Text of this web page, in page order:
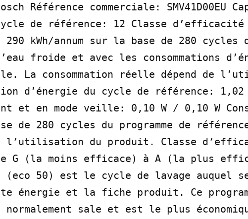
Référence commerciale: SMV41D00EU
de référence: 12 Classe d’efficacité
290 kWh/annum sur la base de 280 cycles
froide et avec les consommations
La consommation réelle dépend de
d’énergie du cycle de référence: 1,02
et en mode veille: 0,10 W / 0,10 W
de 280 cycles du programme de
l’utilisation du produit. Classe
G (la moins efficace) à A (la plus
(eco 50) est le cycle de lavage auquel
énergie et la fiche produit. Ce
sale et est le plus